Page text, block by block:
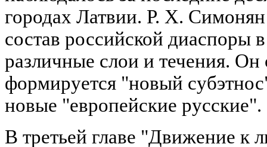
городах Латвии. Р. Х.
состав российской диаспоры
различные слои и течения. Он
формируется "новый
новые "европейские русские".
В третьей главе "Движение к